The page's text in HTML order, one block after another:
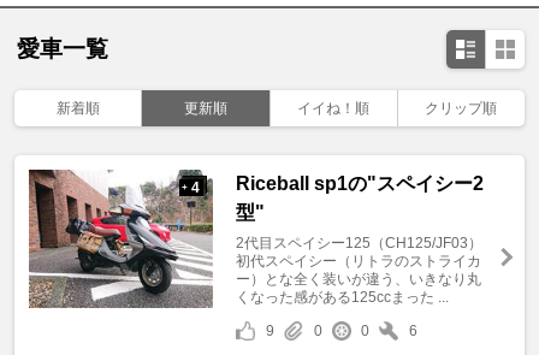
愛車一覧
新着順 更新順 イイね！順 クリップ順
+ 4
Riceball sp1の"スペイシー2
型"
2代目スペイシー125（CH125/JF03）
初代スペイシー（リトラのストライカ
ー）とな全く装いが違う、いきなり丸
くなった感がある125ccまった ...
9
0 0 6